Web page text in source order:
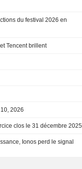
du festival 2026 en
Tencent brillent
2026
clos le 31 décembre 2025
Ionos perd le signal